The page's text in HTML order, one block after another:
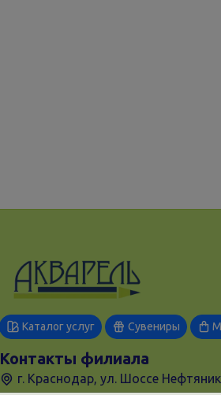
Каталог услуг Сувениры
Контакты филиала
г. Краснодар, ул. Шоссе